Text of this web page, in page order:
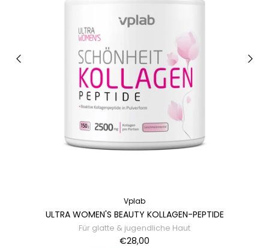
Vplab
ULTRA WOMEN'S BEAUTY KOLLAGEN-PEPTIDE
Für glatte & jugendliche Haut
€28,00